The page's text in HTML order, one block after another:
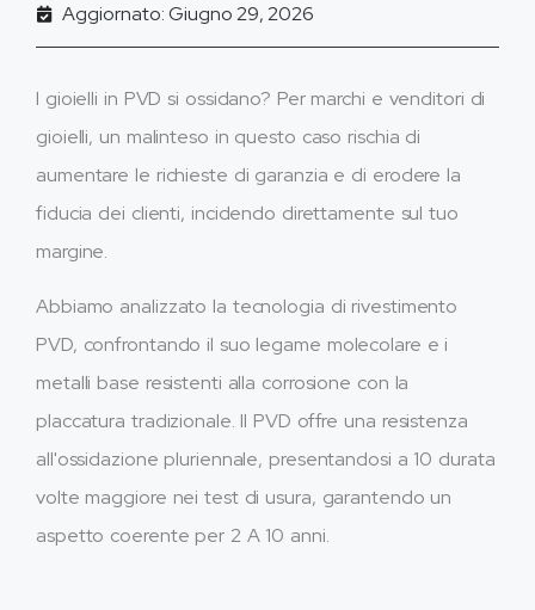
Aggiornato: Giugno 29, 2026
I gioielli in PVD si ossidano? Per marchi e venditori di
gioielli, un malinteso in questo caso rischia di
aumentare le richieste di garanzia e di erodere la
fiducia dei clienti, incidendo direttamente sul tuo
margine.
Abbiamo analizzato la tecnologia di rivestimento
PVD, confrontando il suo legame molecolare e i
metalli base resistenti alla corrosione con la
placcatura tradizionale. Il PVD offre una resistenza
all'ossidazione pluriennale, presentandosi a 10 durata
volte maggiore nei test di usura, garantendo un
aspetto coerente per 2 A 10 anni.